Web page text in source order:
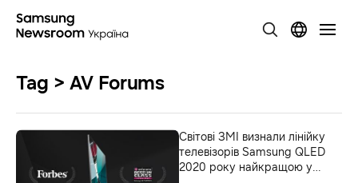
Tag > AV Forums
Світові ЗМІ визнали лінійку
телевізорів Samsung QLED
2020 року найкращою у